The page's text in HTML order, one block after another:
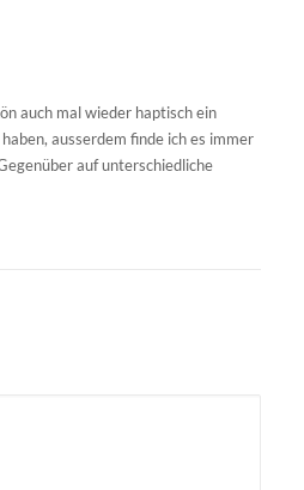
auch mal wieder haptisch ein
ausserdem finde ich es immer
auf unterschiedliche